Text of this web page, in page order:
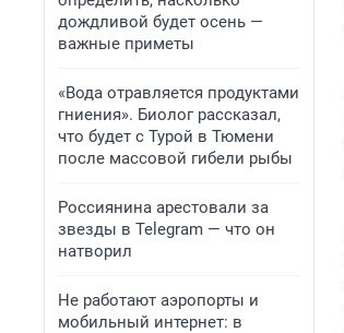
дождливой будет осень —
важные приметы
«Вода отравляется продуктами
гниения». Биолог рассказал,
что будет с Турой в Тюмени
после массовой гибели рыбы
Россиянина арестовали за
звезды в Telegram — что он
натворил
Не работают аэропорты и
мобильный интернет: в